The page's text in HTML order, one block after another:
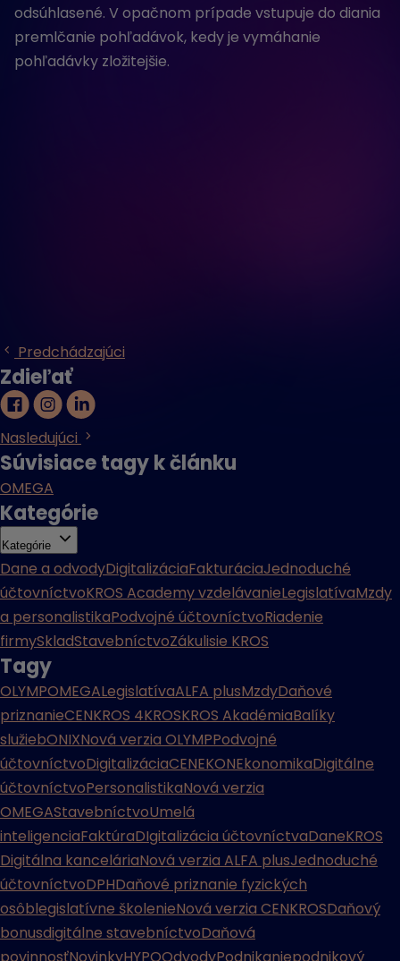
odsúhlasené. V opačnom prípade vstupuje do diania
premlčanie pohľadávok, kedy je vymáhanie
pohľadávky zložitejšie.
Predchádzajúci
Zdieľať
Nasledujúci
Súvisiace tagy k článku
OMEGA
Kategórie
Kategórie
Dane a odvodyDigitalizáciaFakturáciaJednoduché
účtovníctvoKROS Academy vzdelávanieLegislatívaMzdy
a personalistikaPodvojné účtovníctvoRiadenie
firmySkladStavebníctvoZákulisie KROS
Tagy
OLYMPOMEGALegislatívaALFA plusMzdyDaňové
priznanieCENKROS 4KROSKROS AkadémiaBalíky
služiebONIXNová verzia OLYMPPodvojné
účtovníctvoDigitalizáciaCENEKONEkonomikaDigitálne
účtovníctvoPersonalistikaNová verzia
OMEGAStavebníctvoUmelá
inteligenciaFaktúraDIgitalizácia účtovníctvaDaneKROS
Digitálna kanceláriaNová verzia ALFA plusJednoduché
účtovníctvoDPHDaňové priznanie fyzických
osôblegislatívne školenieNová verzia CENKROSDaňový
bonusdigitálne stavebníctvoDaňová